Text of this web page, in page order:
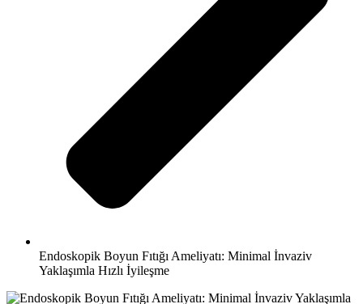
Endoskopik Boyun Fıtığı Ameliyatı: Minimal İnvaziv
Yaklaşımla Hızlı İyileşme